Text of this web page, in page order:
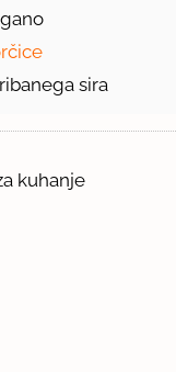
sira
kuhanje